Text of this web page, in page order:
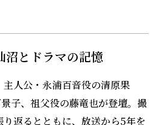
沼とドラマの記憶
主人公・永浦百音役の清原果
子、祖父役の藤竜也が登壇。撮
返るとともに、放送から5年を